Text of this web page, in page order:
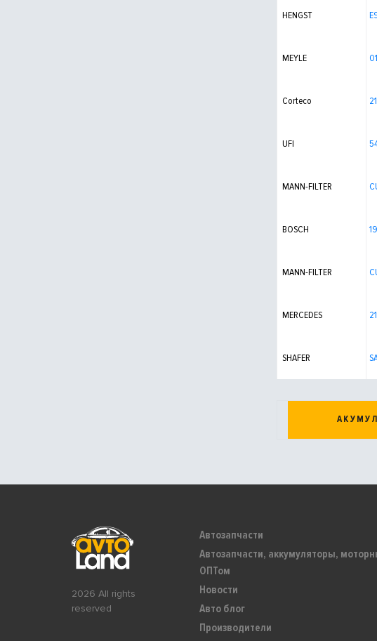
HENGST
MEYLE
Corteco
UFI
MANN-FILTER
BOSCH
MANN-FILTER
MERCEDES
SHAFER
2026 All rights
reserved
Автозапчасти
Автозапчасти, аккумуляторы,
ОПТом
Новости
Авто блог
Производители